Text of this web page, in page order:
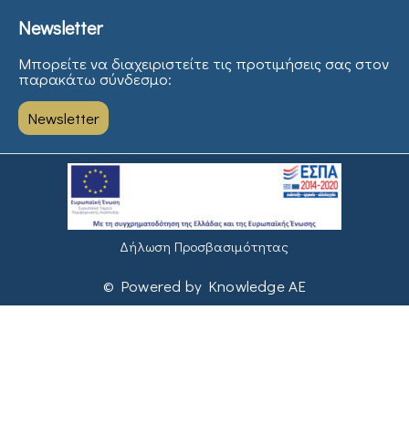
Newsletter
Μπορείτε να διαχειριστείτε τις προτιμήσεις σας στον
παρακάτω σύνδεσμο:
Newsletter
Δήλωση Προσβασιμότητας
© Powered by Knowledge AE